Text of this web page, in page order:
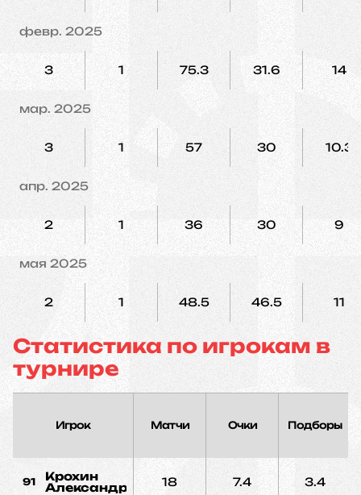
февр. 2025
3 1 75.3 31.6 14
мар. 2025
3 1 57 30 10.3
апр. 2025
2 1 36 30 9
мая 2025
2 1 48.5 46.5 11
Статистика по игрокам в
турнире
Игрок Матчи Очки Подборы
91
Крохин
Александр
18 7.4 3.4